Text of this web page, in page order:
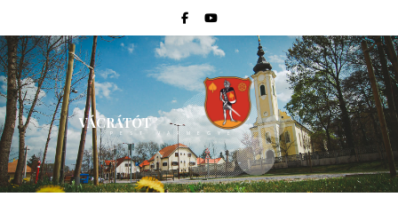
VÁCRÁTÓT
PEST VÁRMEGYE